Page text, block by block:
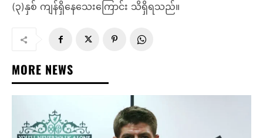
(၃)နှစ် ကျန်ရှိနေသေးကြောင်း သိရှိရသည်။
MORE NEWS